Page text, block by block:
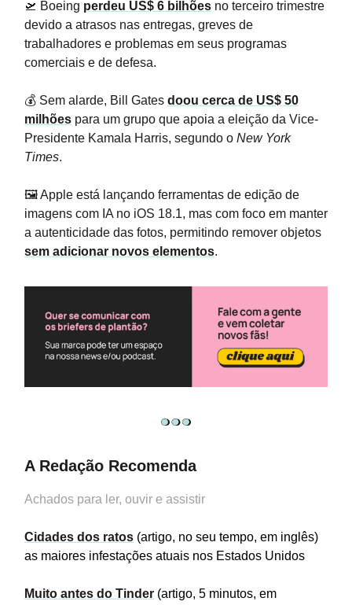
🛫 Boeing perdeu US$ 6 bilhões no terceiro trimestre
devido a atrasos nas entregas, greves de
trabalhadores e problemas em seus programas
comerciais e de defesa.
💰 Sem alarde, Bill Gates doou cerca de US$ 50
milhões para um grupo que apoia a eleição da Vice-
Presidente Kamala Harris, segundo o New York
Times.
🖼️ Apple está lançando ferramentas de edição de
imagens com IA no iOS 18.1, mas com foco em manter
a autenticidade das fotos, permitindo remover objetos
sem adicionar novos elementos.
A Redação Recomenda
Achados para ler, ouvir e assistir
Cidades dos ratos (artigo, no seu tempo, em inglês)
as maiores infestações atuais nos Estados Unidos
Muito antes do Tinder (artigo, 5 minutos, em